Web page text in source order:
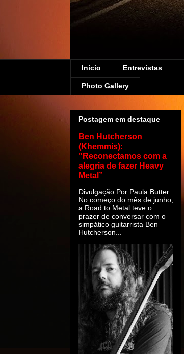
Início Entrevistas
Photo Gallery
Postagem em destaque
Ben Hutcherson
(Khemmis):
"Reconectamos com a
alegria de fazer Heavy
Metal”
Divulgação Por Paula Butter
No começo do mês de junho,
a Road to Metal teve o
prazer de conversar com o
simpático guitarrista Ben
Hutcherson...